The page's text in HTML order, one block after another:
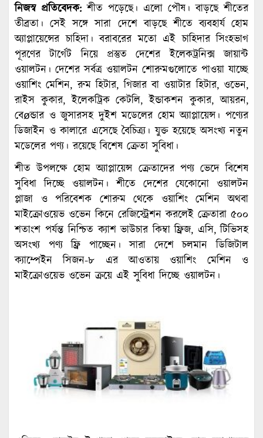
নিজস্ব প্রতিবেদক: শীত পড়েছে। এলো পৌষ। বাড়ছে শীতের
তীব্রতা। সেই সঙ্গে সারা দেশে বাড়ছে শীতে ব্যবহার্য হোম
অ্যাপ্লায়েন্সের চাহিদা। বরাবরের মতো এই চাহিদার সিংহভাগ
পূরণের টার্গেট নিয়ে প্রস্তুত দেশের ইলেকট্রনিক্স জায়ান্ট
ওয়ালটন। দেশের সর্বত্র ওয়ালটন শোরুমগুলোতে পাওয়া যাচ্ছে
ওয়াশিং মেশিন, রুম হিটার, গিজার বা ওয়াটার হিটার, ওভেন,
রাইস কুকার, ইলেকট্রিক কেটলি, ইন্ডাকশন কুকার, আয়রন,
বেøন্ডার ও জুসারসহ দুইশ মডেলের হোম অ্যাপ্লায়েন্স। পণ্যের
ডিজাইন ও কালারে এসেছে বৈচিত্র্য। যুক্ত হয়েছে অসংখ্য নতুন
মডেলের পণ্য। রয়েছে বিশেষ ক্রেতা সুবিধা।
শীত উপলক্ষে হোম অ্যাপ্লায়েন্স ক্রেতাদের পণ্য ভেদে বিশেষ
সুবিধা দিচ্ছে ওয়ালটন। শীতে দেশের যেকোনো ওয়ালটন
প্লাজা ও পরিবেশক শোরুম থেকে ওয়াশিং মেশিন অথবা
মাইক্রোওয়েভ ওভেন কিনে রেজিস্ট্রেশন করলেই ক্রেতারা ৫০০
শতাংশ পর্যন্ত নিশ্চিত ক্যাশ ভাউচার কিম্বা ফ্রিজ, এসি, টিভিসহ
অসংখ্য পণ্য ফ্রি পাচ্ছেন। সারা দেশে চলমান ডিজিটাল
ক্যাম্পেইন সিজন-৮ এর আওতায় ওয়াশিং মেশিন ও
মাইক্রোওয়েভ ওভেন ক্রয়ে এই সুবিধা দিচ্ছে ওয়ালটন।